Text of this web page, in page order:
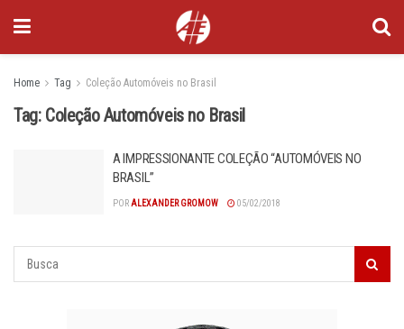
Home Tag Coleção Automóveis no Brasil
Tag: Coleção Automóveis no Brasil
A IMPRESSIONANTE COLEÇÃO “AUTOMÓVEIS NO
BRASIL”
POR ALEXANDER GROMOW 05/02/2018